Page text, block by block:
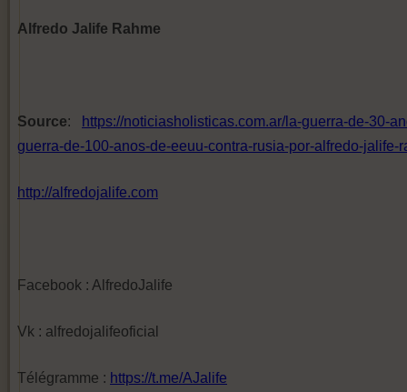
Alfredo Jalife Rahme
Source:
https://noticiasholisticas.com.ar/la-guerra-de-30-
guerra-de-100-anos-de-eeuu-contra-rusia-por-alfredo-jalife-
http://alfredojalife.com
Facebook : AlfredoJalife
Vk : alfredojalifeoficial
Télégramme : https://t.me/AJalife